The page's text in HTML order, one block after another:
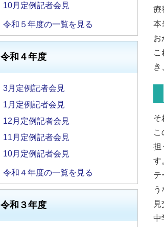
10月定例記者会見
令和５年度の一覧を見る
令和４年度
3月定例記者会見
1月定例記者会見
12月定例記者会見
11月定例記者会見
10月定例記者会見
令和４年度の一覧を見る
令和３年度
療
本
お
こ
き
そ
こ
担
す
テ
見
中